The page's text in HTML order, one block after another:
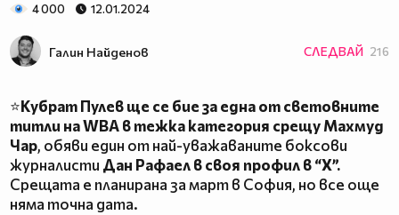
4 000 12.01.2024
Галин Найденов СЛЕДВАЙ 216
⭐Кубрат Пулев ще се бие за една от световните
титли на WBA в тежка категория срещу Махмуд
Чар, обяви един от най-уважаваните боксови
журналисти Дан Рафаел в своя профил в “X”.
Срещата е планирана за март в София, но все още
няма точна дата.